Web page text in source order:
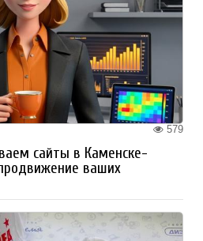
579
сайты в Каменске-
ваших